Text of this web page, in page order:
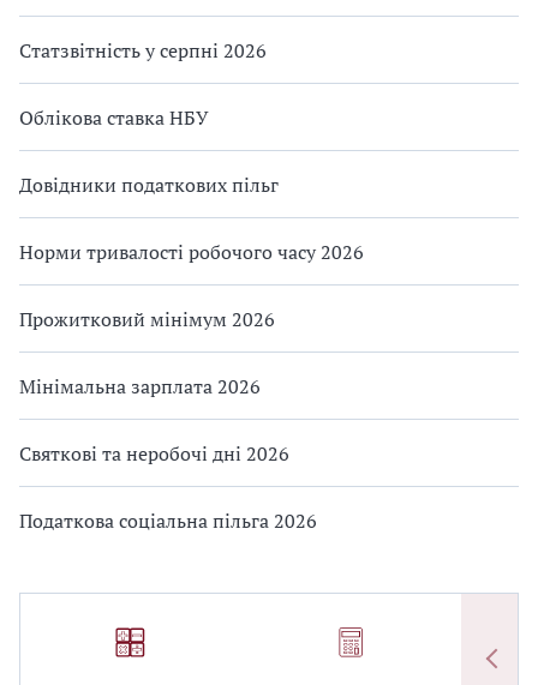
Статзвітність у серпні 2026
Облікова ставка НБУ
Довідники податкових пільг
Норми тривалості робочого часу 2026
Прожитковий мінімум 2026
Мінімальна зарплата 2026
Святкові та неробочі дні 2026
Податкова соціальна пільга 2026